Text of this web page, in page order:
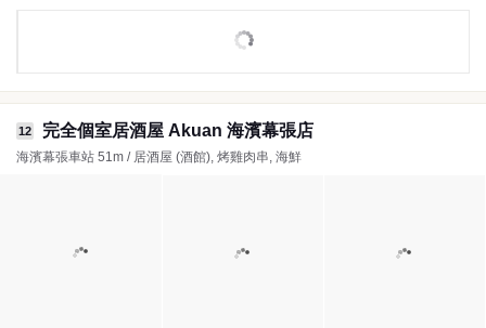
12 完全個室居酒屋 Akuan 海濱幕張店
海濱幕張車站 51m / 居酒屋 (酒館), 烤雞肉串, 海鮮